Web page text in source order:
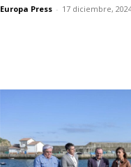
Europa Press - 17 diciembre,